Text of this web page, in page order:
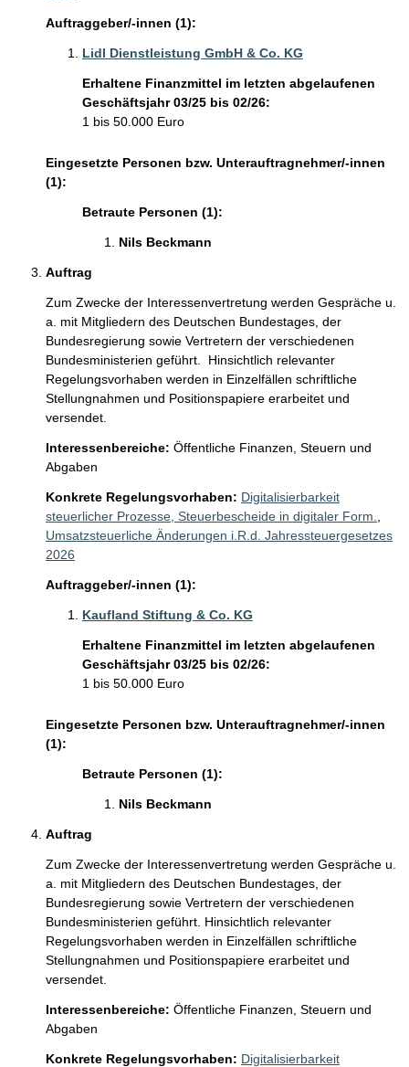
Auftraggeber/-innen (1):
Lidl Dienstleistung GmbH & Co. KG
Erhaltene Finanzmittel im letzten abgelaufenen
Geschäftsjahr 03/25 bis 02/26:
1 bis 50.000 Euro
Eingesetzte Personen bzw. Unterauftragnehmer/-innen
(1):
Betraute Personen (1):
Nils Beckmann
Auftrag
Zum Zwecke der Interessenvertretung werden Gespräche u.
a. mit Mitgliedern des Deutschen Bundestages, der
Bundesregierung sowie Vertretern der verschiedenen
Bundesministerien geführt.  Hinsichtlich relevanter
Regelungsvorhaben werden in Einzelfällen schriftliche
Stellungnahmen und Positionspapiere erarbeitet und
versendet.
Interessenbereiche: Öffentliche Finanzen, Steuern und
Abgaben
Konkrete Regelungsvorhaben: Digitalisierbarkeit
steuerlicher Prozesse, Steuerbescheide in digitaler Form.
Umsatzsteuerliche Änderungen i.R.d. Jahressteuergesetzes
2026
Auftraggeber/-innen (1):
Kaufland Stiftung & Co. KG
Erhaltene Finanzmittel im letzten abgelaufenen
Geschäftsjahr 03/25 bis 02/26:
1 bis 50.000 Euro
Eingesetzte Personen bzw. Unterauftragnehmer/-innen
(1):
Betraute Personen (1):
Nils Beckmann
Auftrag
Zum Zwecke der Interessenvertretung werden Gespräche u.
a. mit Mitgliedern des Deutschen Bundestages, der
Bundesregierung sowie Vertretern der verschiedenen
Bundesministerien geführt. Hinsichtlich relevanter
Regelungsvorhaben werden in Einzelfällen schriftliche
Stellungnahmen und Positionspapiere erarbeitet und
versendet.
Interessenbereiche: Öffentliche Finanzen, Steuern und
Abgaben
Konkrete Regelungsvorhaben: Digitalisierbarkeit